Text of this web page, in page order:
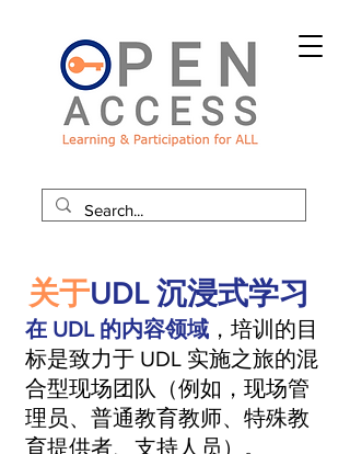
关于UDL 沉浸式学习
在 UDL 的内容领域 ，培训的目
标是致力于 UDL 实施之旅的混
合型现场团队（例如，现场管
理员、普通教育教师、特殊教
育提供者、支持人员）。